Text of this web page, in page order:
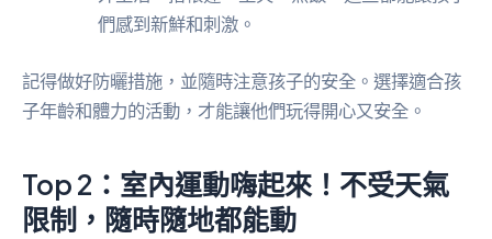
們感到新鮮和刺激。
記得做好防曬措施，並隨時注意孩子的安全。選擇適合孩
子年齡和體力的活動，才能讓他們玩得開心又安全。
Top 2：室內運動嗨起來！不受天氣
限制，隨時隨地都能動